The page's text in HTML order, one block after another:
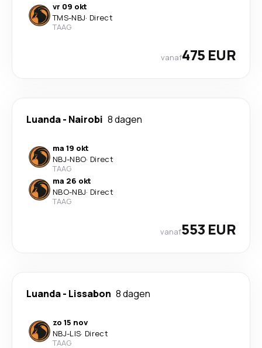
vr 09 okt
TMS-NBJ· Direct
TAAG
vanaf475 EUR
Luanda- Nairobi 8 dagen
ma 19 okt
NBJ-NBO· Direct
TAAG
ma 26 okt
NBO-NBJ· Direct
TAAG
vanaf553 EUR
Luanda- Lissabon 8 dagen
zo 15 nov
NBJ-LIS· Direct
TAAG